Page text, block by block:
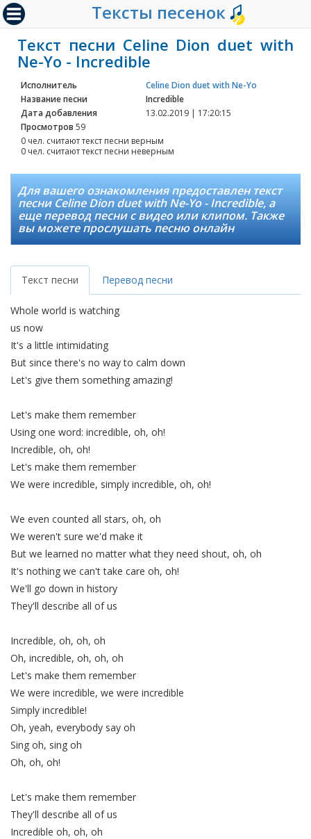
Тексты песенок
Текст песни Celine Dion duet with
Ne-Yo - Incredible
Исполнитель
Celine Dion duet with Ne-Yo
Название песни
Incredible
Дата добавления
13.02.2019 | 17:20:15
Просмотров 59
0 чел. считают текст песни верным
0 чел. считают текст песни неверным
Для вашего ознакомления предоставлен текст
песни Celine Dion duet with Ne-Yo - Incredible, а
еще перевод песни с видео или клипом. Также
вы можете прослушать песню онлайн
Текст песни Перевод песни
Whole world is watching
us now
It's a little intimidating
But since there's no way to calm down
Let's give them something amazing!
Let's make them remember
Using one word: incredible, oh, oh!
Incredible, oh, oh!
Let's make them remember
We were incredible, simply incredible, oh, oh!
We even counted all stars, oh, oh
We weren't sure we'd make it
But we learned no matter what they need shout, oh, oh
It's nothing we can't take care oh, oh!
We'll go down in history
They'll describe all of us
Incredible, oh, oh, oh
Oh, incredible, oh, oh, oh
Let's make them remember
We were incredible, we were incredible
Simply incredible!
Oh, yeah, everybody say oh
Sing oh, sing oh
Oh, oh, oh!
Let's make them remember
They'll describe all of us
Incredible oh, oh, oh